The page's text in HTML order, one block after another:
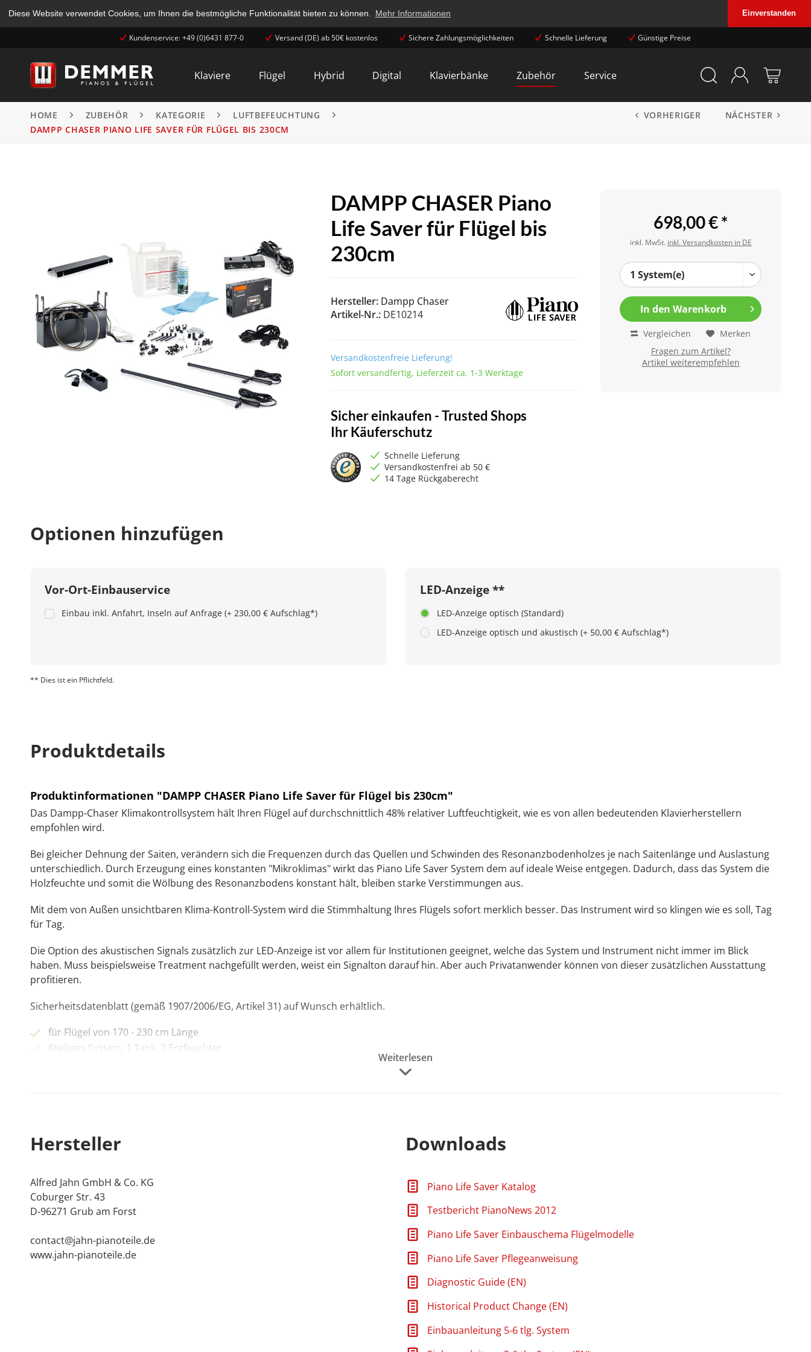
Diese Website verwendet Cookies, um Ihnen die bestmögliche Funktionalität bieten zu können. Mehr Informationen Einverstanden
Kundenservice: +49 (0)6431 877-0 Versand (DE) ab 50€ kostenlos Sichere Zahlungsmöglichkeiten Schnelle Lieferung Günstige Preise
Klaviere Flügel Hybrid Digital Klavierbänke Zubehör Service
HOME ZUBEHÖR KATEGORIE
LUFTBEFEUCHTUNG
DAMPP CHASER PIANO LIFE SAVER FÜR FLÜGEL BIS 230CM
VORHERIGER NÄCHSTER
DAMPP CHASER Piano
Life Saver für Flügel bis
230cm
Hersteller: Dampp Chaser
Artikel-Nr.: DE10214
Versandkostenfreie Lieferung!
Sofort versandfertig, Lieferzeit ca. 1-3 Werktage
Sicher einkaufen - Trusted Shops
Ihr Käuferschutz
Schnelle Lieferung
Versandkostenfrei ab 50 €
14 Tage Rückgaberecht
698,00 € *
inkl. MwSt. inkl. Versandkosten in DE
In den Warenkorb
Vergleichen
Merken
Fragen zum Artikel?
Artikel weiterempfehlen
Optionen hinzufügen
Vor-Ort-Einbauservice
Einbau inkl. Anfahrt, Inseln auf Anfrage (+ 230,00 € Aufschlag*)
LED-Anzeige **
LED-Anzeige optisch (Standard)
LED-Anzeige optisch und akustisch (+ 50,00 € Aufschlag*)
** Dies ist ein Pflichtfeld.
Produktdetails
Produktinformationen "DAMPP CHASER Piano Life Saver für Flügel bis 230cm"
Das Dampp-Chaser Klimakontrollsystem hält Ihren Flügel auf durchschnittlich 48% relativer Luftfeuchtigkeit, wie es von allen bedeutenden Klavierherstellern
empfohlen wird.
Bei gleicher Dehnung der Saiten, verändern sich die Frequenzen durch das Quellen und Schwinden des Resonanzbodenholzes je nach Saitenlänge und Auslastung
unterschiedlich. Durch Erzeugung eines konstanten "Mikroklimas" wirkt das Piano Life Saver System dem auf ideale Weise entgegen. Dadurch, dass das System die
Holzfeuchte und somit die Wölbung des Resonanzbodens konstant hält, bleiben starke Verstimmungen aus.
Mit dem von Außen unsichtbaren Klima-Kontroll-System wird die Stimmhaltung Ihres Flügels sofort merklich besser. Das Instrument wird so klingen wie es soll, Tag
für Tag.
Die Option des akustischen Signals zusätzlich zur LED-Anzeige ist vor allem für Institutionen geeignet, welche das System und Instrument nicht immer im Blick
haben. Muss beispielsweise Treatment nachgefüllt werden, weist ein Signalton darauf hin. Aber auch Privatanwender können von dieser zusätzlichen Ausstattung
profitieren.
Sicherheitsdatenblatt (gemäß 1907/2006/EG, Artikel 31) auf Wunsch erhältlich.
für Flügel von 170 - 230 cm Länge
6teiliges System, 1 Tank, 2 Entfeuchter
Bewahrt den Wert des Instrumentes
Niedriger Stromverbrauch, geringe Betriebskosten
Leichte Nachfüllung des Wassertanks mit spezieller Kanne
Inkl. Anti-Algen-Wasserzusatz (Probeflasche)
Inkl. ausführliche Einbauanleitung
Weiterlesen
Hersteller
Alfred Jahn GmbH & Co. KG
Coburger Str. 43
D-96271 Grub am Forst
contact@jahn-pianoteile.de
www.jahn-pianoteile.de
Downloads
Piano Life Saver Katalog
Testbericht PianoNews 2012
Piano Life Saver Einbauschema Flügelmodelle
Piano Life Saver Pflegeanweisung
Diagnostic Guide (EN)
Historical Product Change (EN)
Einbauanleitung 5-6 tlg. System